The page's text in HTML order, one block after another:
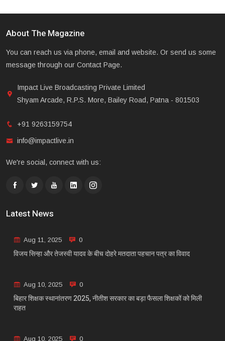
About The Magazine
You can reach us via phone, email and website. Or send us some
message through our Contact Page.
Impact Live Broadcasting Private Limited
Shyam Arcade, R.P.S. More, Bailey Road, Patna - 801503
+91 9263159754
info@impactlive.in
We're social, connect with us:
Latest News
Aug 11, 2025 0
विजय सिन्हा और तेजस्वी यादव के बीच दोहरे मतदाता पहचान पत्र का विवाद
Aug 10, 2025 0
बिहार शिक्षक स्थानांतरण 2025, नीतीश सरकार का बड़ा फैसला शिक्षकों को मिली
राहत
Aug 10, 2025 0